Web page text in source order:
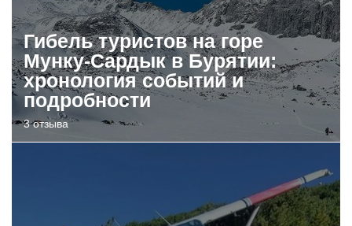
Гибель туристов на горе
Мунку-Сардык в Бурятии:
хронология событий и
подробности
3 отзыва